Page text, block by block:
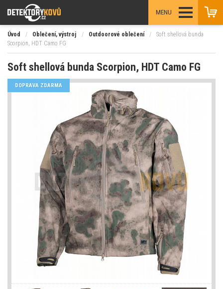
MENU
Úvod / Oblečení, výstroj / Outdoorové oblečení /
Soft shellová bunda
Scorpion, HDT Camo FG
Soft shellová bunda Scorpion, HDT Camo FG
DOPRAVA ZDARMA